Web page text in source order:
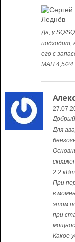
Да, у SQ/
подходит,
его с
МАП 4,5/
Для
2.2
При
в
этом
при
Какое